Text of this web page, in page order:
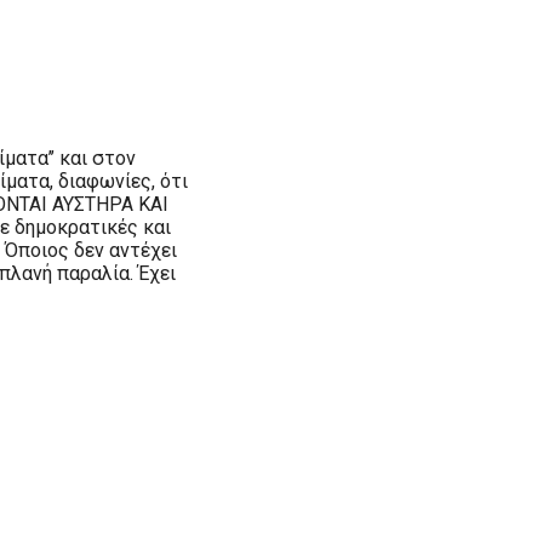
και στον
διαφωνίες, ότι
ΑΥΣΤΗΡΑ ΚΑΙ
δημοκρατικές και
δεν αντέχει
παραλία. Έχει